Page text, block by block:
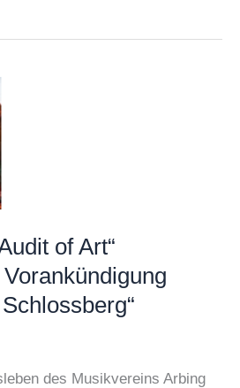
of Art“
des Musikvereins Arbing